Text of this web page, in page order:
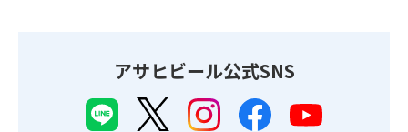
アサヒビール公式SNS